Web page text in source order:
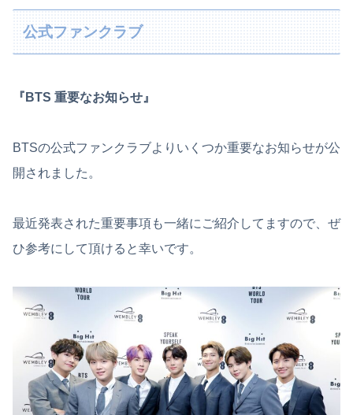
公式ファンクラブ
『BTS 重要なお知らせ』
BTSの公式ファンクラブよりいくつか重要なお知らせが公
開されました。
最近発表された重要事項も一緒にご紹介してますので、ぜ
ひ参考にして頂けると幸いです。